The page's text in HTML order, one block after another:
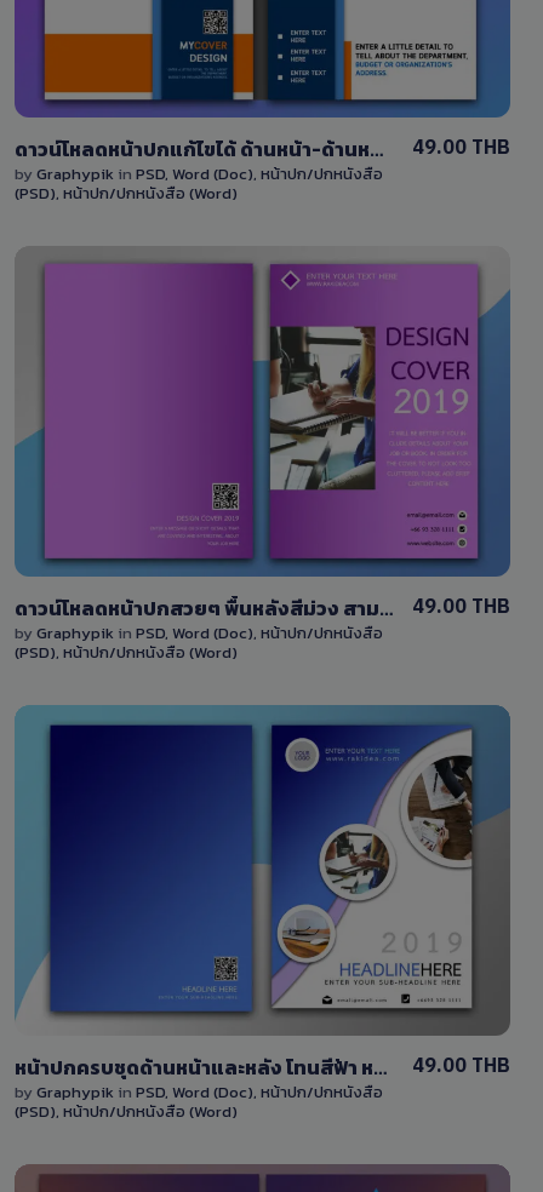
ดาวน์โหลดหน้าปกแก้ไขได้ ด้านหน้า-ด้านหลัง ไฟล์ PSD และ Word โทนสีน้ำเงิน-สีส้ม
by Graphypik in PSD, Word (Doc), หน้าปก/ปกหนังสือ
(PSD), หน้าปก/ปกหนังสือ (Word)
49.00 THB
View Details
0 Sale
ดาวน์โหลดหน้าปกสวยๆ พื้นหลังสีม่วง สามารถแก้ไขได้ ไฟล์ PSD และ Word พร้อมปกด้านหน้าและด้านหลัง
by Graphypik in PSD, Word (Doc), หน้าปก/ปกหนังสือ
(PSD), หน้าปก/ปกหนังสือ (Word)
49.00 THB
หน้าปกครบชุดด้านหน้าและหลัง โทนสีฟ้า หน้าปกหนังสือ แก้ไขได้ด้วยไฟล์ PSD และ Word
by Graphypik in PSD, Word (Doc), หน้าปก/ปกหนังสือ
(PSD), หน้าปก/ปกหนังสือ (Word)
49.00 THB